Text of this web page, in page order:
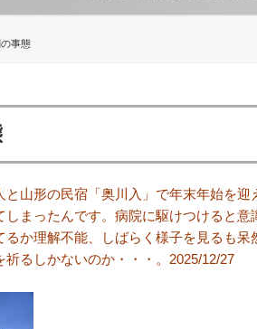
事態
と山形の民宿「奥川入」で年末年始を迎
しまったんです。病院に駆けつけると意
るか理解不能、しばらく様子を見るも
祈るしかないのか・・・。2025/12/27